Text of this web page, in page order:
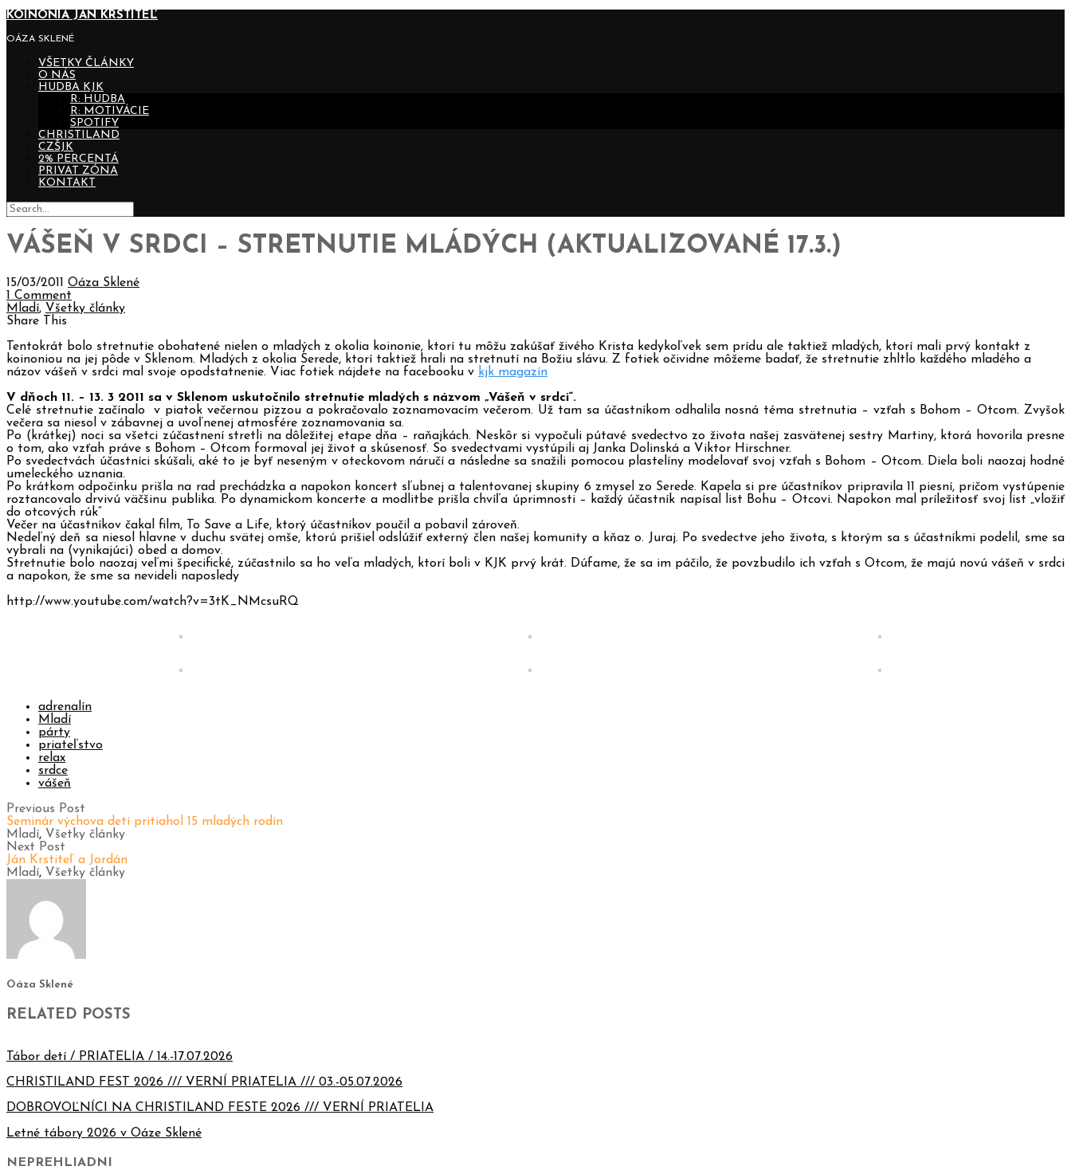
KOINONIA JÁN KRSTITEĽ
OÁZA SKLENÉ
VŠETKY ČLÁNKY
O NÁS
HUDBA KJK
R: HUDBA
R: MOTIVÁCIE
SPOTIFY
CHRISTILAND
CZŠJK
2% PERCENTÁ
PRIVAT ZÓNA
KONTAKT
VÁŠEŇ V SRDCI – STRETNUTIE MLÁDÝCH (AKTUALIZOVANÉ 17.3.)
15/03/2011 Oáza Sklené
1 Comment
Mladí, Všetky články
Share This
Tentokrát bolo stretnutie obohatené nielen o mladých z okolia koinonie, ktorí tu môžu zakúšať živého Krista kedykoľvek sem prídu ale taktiež mladých, ktorí mali prvý kontakt z
koinoniou na jej pôde v Sklenom. Mladých z okolia Serede, ktorí taktiež hrali na stretnutí na Božiu slávu. Z fotiek očividne môžeme badať, že stretnutie zhltlo každého mladého a
názov vášeň v srdci mal svoje opodstatnenie. Viac fotiek nájdete na facebooku v kjk magazín
V dňoch 11. – 13. 3 2011 sa v Sklenom uskutočnilo stretnutie mladých s názvom „Vášeň v srdci“.
Celé stretnutie začínalo v piatok večernou pizzou a pokračovalo zoznamovacím večerom. Už tam sa účastníkom odhalila nosná téma stretnutia – vzťah s Bohom – Otcom. Zvyšok
večera sa niesol v zábavnej a uvoľnenej atmosfére zoznamovania sa.
Po (krátkej) noci sa všetci zúčastnení stretli na dôležitej etape dňa – raňajkách. Neskôr si vypočuli pútavé svedectvo zo života našej zasvätenej sestry Martiny, ktorá hovorila presne
o tom, ako vzťah práve s Bohom – Otcom formoval jej život a skúsenosť. So svedectvami vystúpili aj Janka Dolinská a Viktor Hirschner.
Po svedectvách účastníci skúšali, aké to je byť neseným v oteckovom náručí a následne sa snažili pomocou plastelíny modelovať svoj vzťah s Bohom – Otcom. Diela boli naozaj hodné
umeleckého uznania.
Po krátkom odpočinku prišla na rad prechádzka a napokon koncert sľubnej a talentovanej skupiny 6 zmysel zo Serede. Kapela si pre účastníkov pripravila 11 piesní, pričom vystúpenie
roztancovalo drvivú väčšinu publika. Po dynamickom koncerte a modlitbe prišla chvíľa úprimnosti – každý účastník napísal list Bohu – Otcovi. Napokon mal príležitosť svoj list „vložiť
do otcových rúk“
Večer na účastníkov čakal film, To Save a Life, ktorý účastníkov poučil a pobavil zároveň.
Nedeľný deň sa niesol hlavne v duchu svätej omše, ktorú prišiel odslúžiť externý člen našej komunity a kňaz o. Juraj. Po svedectve jeho života, s ktorým sa s účastníkmi podelil, sme sa
vybrali na (vynikajúci) obed a domov.
Stretnutie bolo naozaj veľmi špecifické, zúčastnilo sa ho veľa mladých, ktorí boli v KJK prvý krát. Dúfame, že sa im páčilo, že povzbudilo ich vzťah s Otcom, že majú novú vášeň v srdci
a napokon, že sme sa nevideli naposledy
http://www.youtube.com/watch?v=3tK_NMcsuRQ
adrenalín
Mladí
párty
priateľstvo
relax
srdce
vášeň
Previous Post
Seminár výchova detí pritiahol 15 mladých rodín
Mladí, Všetky články
Next Post
Ján Krstiteľ a Jordán
Mladí, Všetky články
Oáza Sklené
RELATED POSTS
Tábor detí / PRIATELIA / 14.-17.07.2026
CHRISTILAND FEST 2026 /// VERNÍ PRIATELIA /// 03.-05.07.2026
DOBROVOĽNÍCI NA CHRISTILAND FESTE 2026 /// VERNÍ PRIATELIA
Letné tábory 2026 v Oáze Sklené
NEPREHLIADNI